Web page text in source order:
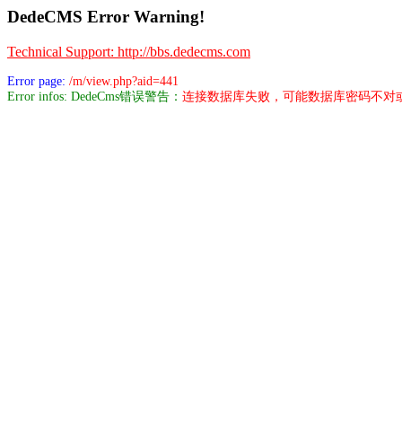
DedeCMS Error Warning!
Technical Support: http://bbs.dedecms.com
Error page: /m/view.php?aid=441
Error infos: DedeCms错误警告： 连接数据库失败，可能数据库密码不对